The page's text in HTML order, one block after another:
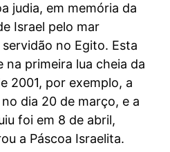
judia, em memória da
Israel pelo mar
no Egito. Esta
na primeira lua cheia da
2001, por exemplo, a
dia 20 de março, e a
foi em 8 de abril,
a Páscoa Israelita.